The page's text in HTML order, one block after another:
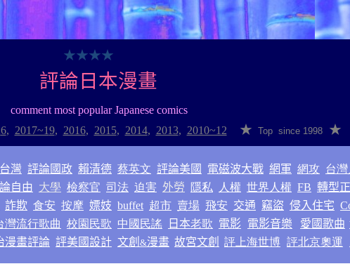
★★★★
評論日本漫畫
comment most popularJapanese comics
6, 2017~19, 2016, 2015, 2014, 2013, 2010~12 ★ Top since 1998 ★
灣 評論國政 賴清德 蔡英文 評論美國 電磁波大戰 網軍 網攻 台
自由 大學 檢察官 司法 迫害 外勞 隱私 人權 世界人權 FB 轉型
詐欺 食安 按摩 嫖妓 buffet 超市 賣場 飛安 交通 竊盜 侵入住宅
灣流行歌曲 校園民歌 中國民謠 日本老歌 電影 電影音樂 愛國歌曲
漫畫評論 評美國設計 文創 &漫畫 故宮文創 評上海世博 評北京奧運